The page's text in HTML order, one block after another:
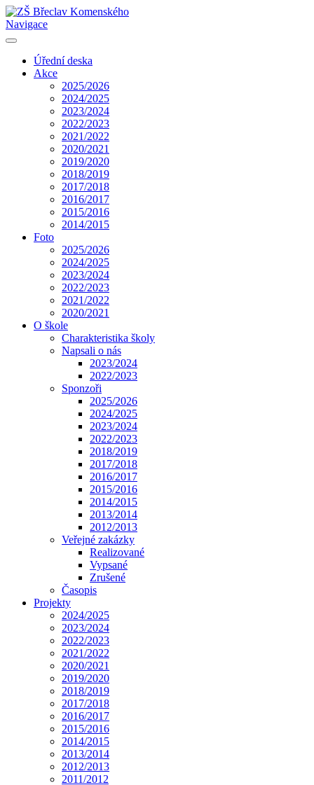
Navigace
Úřední deska
Akce
2025/2026
2024/2025
2023/2024
2022/2023
2021/2022
2020/2021
2019/2020
2018/2019
2017/2018
2016/2017
2015/2016
2014/2015
Foto
2025/2026
2024/2025
2023/2024
2022/2023
2021/2022
2020/2021
O škole
Charakteristika školy
Napsali o nás
2023/2024
2022/2023
Sponzoři
2025/2026
2024/2025
2023/2024
2022/2023
2018/2019
2017/2018
2016/2017
2015/2016
2014/2015
2013/2014
2012/2013
Veřejné zakázky
Realizované
Vypsané
Zrušené
Časopis
Projekty
2024/2025
2023/2024
2022/2023
2021/2022
2020/2021
2019/2020
2018/2019
2017/2018
2016/2017
2015/2016
2014/2015
2013/2014
2012/2013
2011/2012